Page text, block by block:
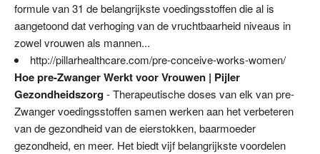
formule van 31 de belangrijkste voedingsstoffen die al is
aangetoond dat verhoging van de vruchtbaarheid niveaus in
zowel vrouwen als mannen...
http://pillarhealthcare.com/pre-conceive-works-women/
Hoe pre-Zwanger Werkt voor Vrouwen | Pijler
Gezondheidszorg- Therapeutische doses van elk van pre-
Zwanger voedingsstoffen samen werken aan het verbeteren
van de gezondheid van de eierstokken, baarmoeder
gezondheid, en meer. Het biedt vijf belangrijkste voordelen